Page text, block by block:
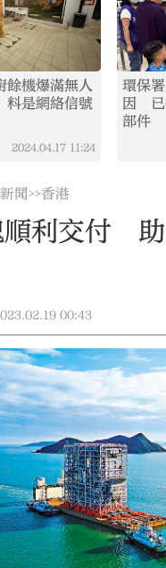
餘機爆滿無人
是網絡信號
2024.04.17 11:24
環保
因 已
部件
新聞>>香港
利交付 助
00:43